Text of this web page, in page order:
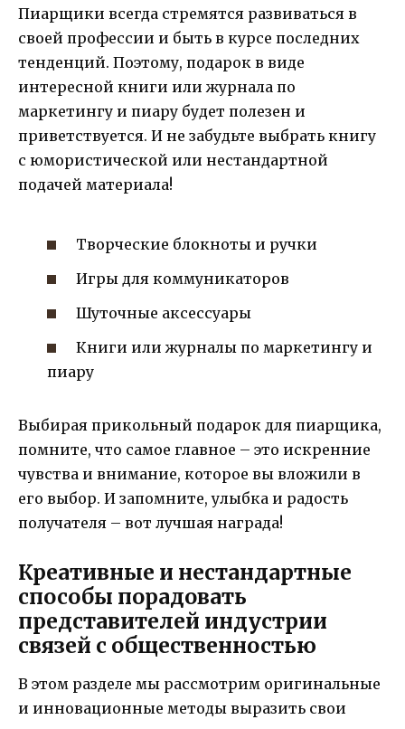
Пиарщики всегда стремятся развиваться в
своей профессии и быть в курсе последних
тенденций. Поэтому, подарок в виде
интересной книги или журнала по
маркетингу и пиару будет полезен и
приветствуется. И не забудьте выбрать книгу
с юмористической или нестандартной
подачей материала!
Творческие блокноты и ручки
Игры для коммуникаторов
Шуточные аксессуары
Книги или журналы по маркетингу и
пиару
Выбирая прикольный подарок для пиарщика,
помните, что самое главное – это искренние
чувства и внимание, которое вы вложили в
его выбор. И запомните, улыбка и радость
получателя – вот лучшая награда!
Креативные и нестандартные
способы порадовать
представителей индустрии
связей с общественностью
В этом разделе мы рассмотрим оригинальные
и инновационные методы выразить свои